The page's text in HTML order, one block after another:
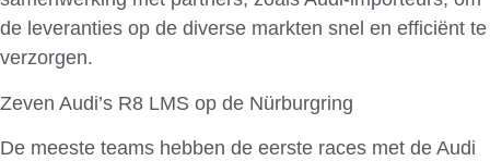
de leveranties op de diverse markten snel en efficiënt te
verzorgen.
Zeven Audi’s R8 LMS op de Nürburgring
De meeste teams hebben de eerste races met de Audi